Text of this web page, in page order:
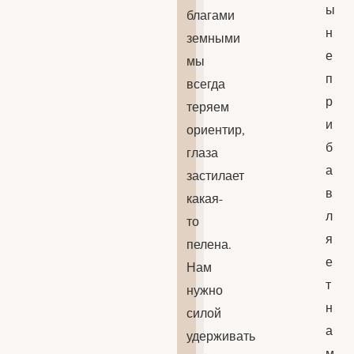
благами
земными
мы
всегда
теряем
ориентир,
глаза
застилает
какая-
то
пелена.
Нам
нужно
силой
удерживать
ы
н
е
п
р
и
б
а
в
л
я
е
т
н
а